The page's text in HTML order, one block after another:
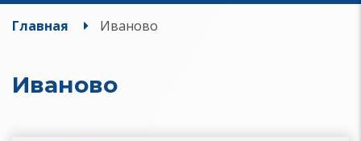
Главная Иваново
Иваново